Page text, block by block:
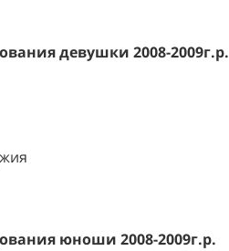
девушки 2008-2009г.р.
юноши 2008-2009г.р.